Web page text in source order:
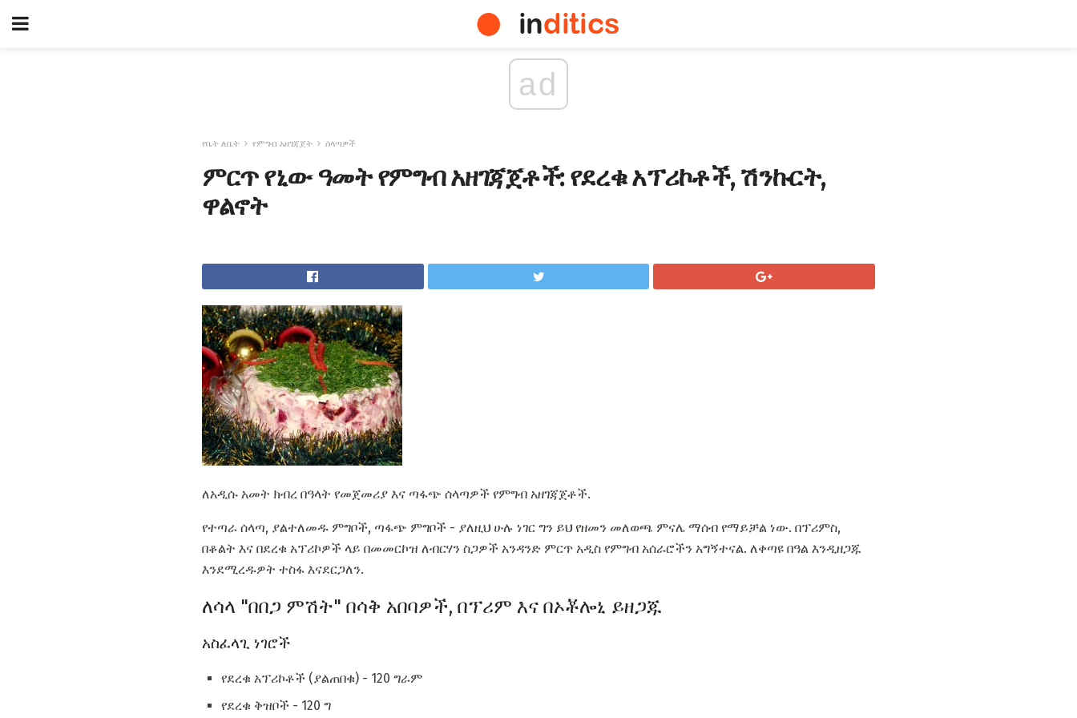
ad
የቤት ለቤት የምግብ አዘገጃጀት ሰላጣዎች
ምርጥ የኒው ዓመት የምግብ አዘገጃጀቶች: የደረቁ አፕሪኮቶች, ሽንኩርት,
ዋልኖት
ለአዲሱ አመት ክብረ በዓላት የመጀመሪያ እና ጣፋጭ ሰላጣዎች የምግብ አዘገጃጀቶች.
የተጣራ ሰላጣ, ያልተለመዱ ምግቦች, ጣፋጭ ምግቦች - ያለዚህ ሁሉ ነገር ግን ይህ የዘመን መለወጫ ምናሌ ማሰብ የማይቻል ነው. በፕሪምስ,
በቆልት እና በደረቁ አፕሪኮዎች ላይ በመመርኮዝ ለብርሃን ስጋዎች አንዳንድ ምርጥ አዲስ የምግብ አሰራሮችን አግኝተናል. ለቀጣዩ በዓል እንዲዘጋጁ
እንደሚረዱዎት ተስፋ እናደርጋለን.
ለሳላ "በበጋ ምሽት" በሳቅ አበባዎች, በፕሪም እና በኦቾሎኒ ይዘጋጁ
አስፈላጊ ነገሮች
የደረቁ አፕሪኮቶች (ያልጠበቁ) - 120 ግራም
የደረቁ ቅዝቦች - 120 ግ